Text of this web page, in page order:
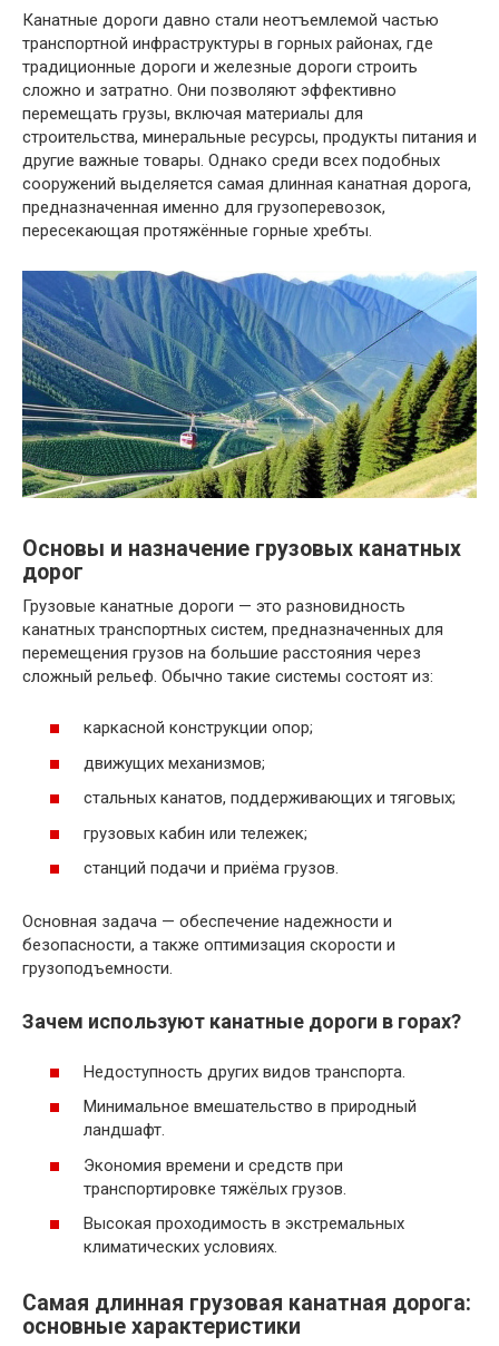
Канатные дороги давно стали неотъемлемой частью
транспортной инфраструктуры в горных районах, где
традиционные дороги и железные дороги строить
сложно и затратно. Они позволяют эффективно
перемещать грузы, включая материалы для
строительства, минеральные ресурсы, продукты питания и
другие важные товары. Однако среди всех подобных
сооружений выделяется самая длинная канатная дорога,
предназначенная именно для грузоперевозок,
пересекающая протяжённые горные хребты.
Основы и назначение грузовых канатных
дорог
Грузовые канатные дороги — это разновидность
канатных транспортных систем, предназначенных для
перемещения грузов на большие расстояния через
сложный рельеф. Обычно такие системы состоят из:
каркасной конструкции опор;
движущих механизмов;
стальных канатов, поддерживающих и тяговых;
грузовых кабин или тележек;
станций подачи и приёма грузов.
Основная задача — обеспечение надежности и
безопасности, а также оптимизация скорости и
грузоподъемности.
Зачем используют канатные дороги в горах?
Недоступность других видов транспорта.
Минимальное вмешательство в природный
ландшафт.
Экономия времени и средств при
транспортировке тяжёлых грузов.
Высокая проходимость в экстремальных
климатических условиях.
Самая длинная грузовая канатная дорога:
основные характеристики